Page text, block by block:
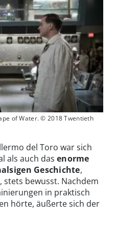
of Water. © 2018 Twentieth
del Toro war sich
als auch das enorme
Geschichte,
stets bewusst. Nachdem
in praktisch
hörte, äußerte sich der